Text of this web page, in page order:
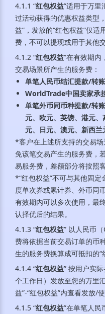
4.1.1 “红包权益”适用于万
过活动获得的优惠权益类型
益”，发放的“红包权益”仅
费，不可以提现或用于其他
4.1.2 “红包权益”在有效期内
交易场景所产生的服务费：
单笔人民币结汇提款/转
WorldTrade中国卖家承
单笔外币同币种提款/转
元、欧元、英镑、港元
元、日元、澳元、新西兰
*客户在上述所支持的交易
免该笔交易产生的服务费，
易服务费，差额部分将按照
*“红包权益”不可与其他固
度单次券或累计券、外币同
有效期内可以多次使用，最
认择优后的结果。
4.1.3 “红包权益” 以人民币
费将依据当前交易订单的币
生的服务费换算成可抵扣的“
4.1.4 “红包权益” 按用户实
个工作日）发放至您的万里
益”-“红包权益”内查看发放/使
4.1.5 “红包权益”在单笔人民